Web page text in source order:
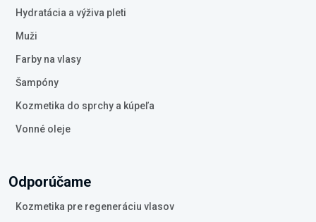
Hydratácia a výživa pleti
Muži
Farby na vlasy
Šampóny
Kozmetika do sprchy a kúpeľa
Vonné oleje
Odporúčame
Kozmetika pre regeneráciu vlasov